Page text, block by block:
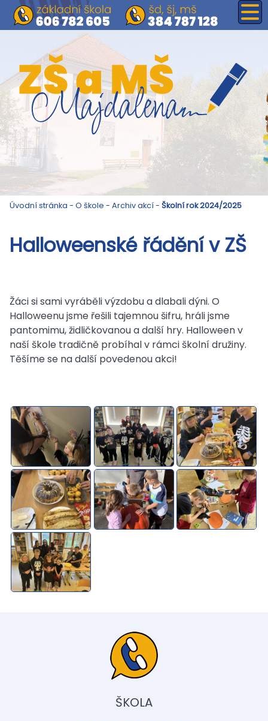
Úvodní stránka - O škole - Archiv akcí- Školní rok 2024/2025
Halloweenské řádění v ZŠ
Žáci si sami vyráběli výzdobu a dlabali dýni. O
Halloweenu jsme řešili tajemnou šifru, hráli jsme
pantomimu, židličkovanou a další hry. Halloween v
naší škole tradičně probíhal v rámci školní družiny.
Těšíme se na další povedenou akci!
ŠKOLA